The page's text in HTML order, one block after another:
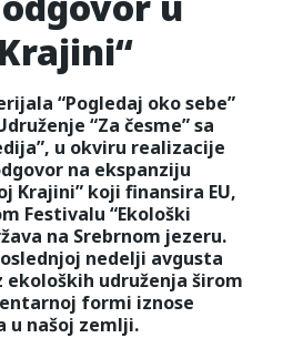
“Pogledaj oko sebe”
“Za česme” sa
u okviru realizacije
na ekspanziju
Krajini” koji finansira EU,
Festivalu “Ekološki
na Srebrnom jezeru.
nedelji avgusta
udruženja širom
formi iznose
u našoj zemlji.